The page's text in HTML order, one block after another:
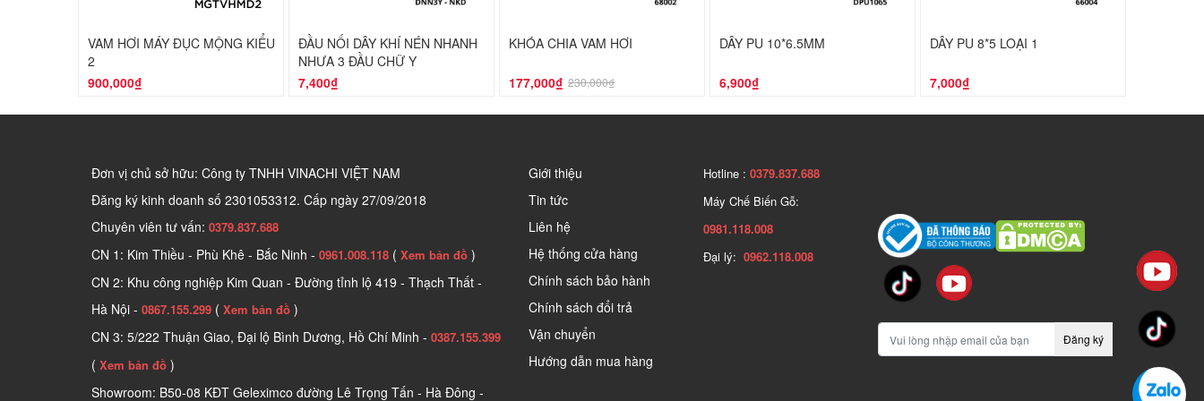
VAM HƠI MÁY ĐỤC MỘNG KIỂU
2
900,000₫
ĐẦU NỐI DÂY KHÍ NÉN NHANH
NHỰA 3 ĐẦU CHỮ Y
7,400₫
KHÓA CHIA VAM HƠI
177,000₫ 230,000₫
DÂY PU 10*6.5MM
6,900₫
DÂY PU 8*5 LOẠI 1
7,000₫
Đơn vị chủ sở hữu: Công ty TNHH VINACHI VIỆT NAM
Đăng ký kinh doanh số 2301053312. Cấp ngày 27/09/2018
Chuyên viên tư vấn: 0379.837.688
CN 1: Kim Thiều - Phù Khê - Bắc Ninh - 0961.008.118 ( Xem bản đồ )
CN 2: Khu công nghiệp Kim Quan - Đường tỉnh lộ 419 - Thạch Thất -
Hà Nội - 0867.155.299 ( Xem bản đồ )
CN 3: 5/222 Thuận Giao, Đại lộ Bình Dương, Hồ Chí Minh - 0387.155.399
( Xem bản đồ )
Showroom: B50-08 KĐT Geleximco đường Lê Trọng Tấn - Hà Đông -
Giới thiệu
Tin tức
Liên hệ
Hệ thống cửa hàng
Chính sách bảo hành
Chính sách đổi trả
Vận chuyển
Hướng dẫn mua hàng
Hotline : 0379.837.688
Máy Chế Biến Gỗ:
0981.118.008
Đại lý: 0962.118.008
Đăng ký